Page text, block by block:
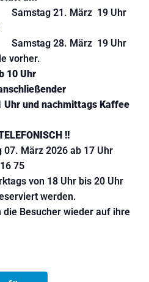
Samstag 21. März 19 Uhr
28. März 19 Uhr
vorher.
10 Uhr
und nachmittags Kaffee
!!
07. März 2026 ab 17 Uhr
75
von 18 Uhr bis 20 Uhr
werden.
Besucher wieder auf ihre